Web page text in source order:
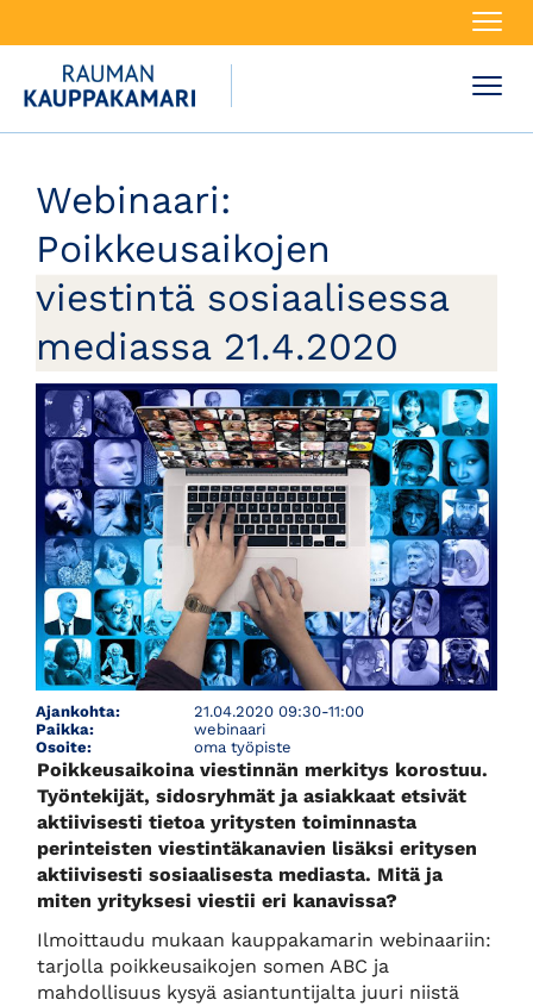
Webinaari:
Poikkeusaikojen
viestintä sosiaalisessa
mediassa 21.4.2020
Ajankohta:
21.04.2020 09:30-11:00
Paikka:
webinaari
Osoite:
oma työpiste
Poikkeusaikoina viestinnän merkitys korostuu.
Työntekijät, sidosryhmät ja asiakkaat etsivät
aktiivisesti tietoa yritysten toiminnasta
perinteisten viestintäkanavien lisäksi eritysen
aktiivisesti sosiaalisesta mediasta. Mitä ja
miten yrityksesi viestii eri kanavissa?
Ilmoittaudu mukaan kauppakamarin webinaariin:
tarjolla poikkeusaikojen somen ABC ja
mahdollisuus kysyä asiantuntijalta juuri niistä